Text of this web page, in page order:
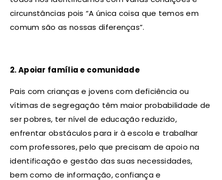
circunstâncias pois “A única coisa que temos em
comum são as nossas diferenças”.
2. Apoiar família e comunidade
Pais com crianças e jovens com deficiência ou
vítimas de segregação têm maior probabilidade de
ser pobres, ter nível de educação reduzido,
enfrentar obstáculos para ir à escola e trabalhar
com professores, pelo que precisam de apoio na
identificação e gestão das suas necessidades,
bem como de informação, confiança e